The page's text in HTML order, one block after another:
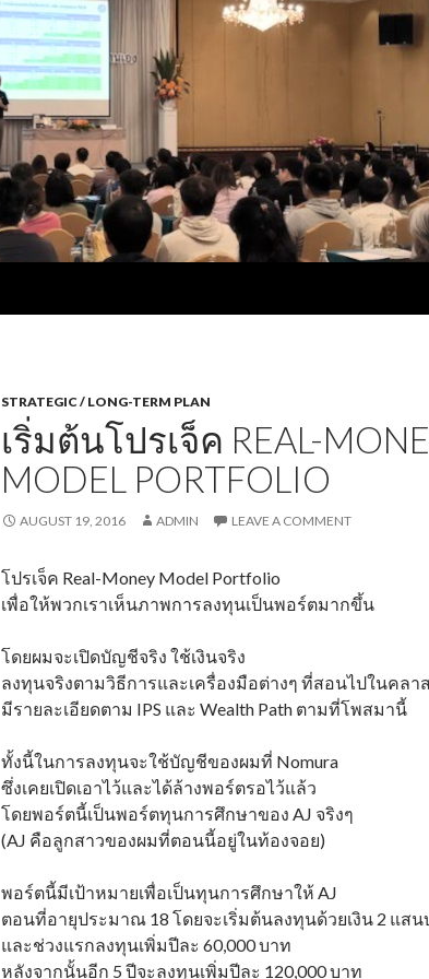
STRATEGIC / LONG-TERM PLAN
เริ่มต้นโปรเจ็ค REAL-
MODEL PORTFOLIO
AUGUST 19, 2016 ADMIN LEAVE A COMMENT
โปรเจ็ค Real-Money Model Portfolio
เพื่อให้พวกเราเห็นภาพการลงทุนเป็นพอร์ตมากขึ้น
โดยผมจะเปิดบัญชีจริง ใช้เงินจริง
ลงทุนจริงตามวิธีการและเครื่องมือต่างๆ ที่สอนไปในคลา
มีรายละเอียดตาม IPS และ Wealth Path ตามที่โพสมานี้
ทั้งนี้ในการลงทุนจะใช้บัญชีของผมที่ Nomura
ซึ่งเคยเปิดเอาไว้และได้ล้างพอร์ตรอไว้แล้ว
โดยพอร์ตนี้เป็นพอร์ตทุนการศึกษาของ AJ จริงๆ
(AJ คือลูกสาวของผมที่ตอนนี้อยู่ในท้องจอย)
พอร์ตนี้มีเป้าหมายเพื่อเป็นทุนการศึกษาให้ AJ
ตอนที่อายุประมาณ 18 โดยจะเริ่มต้นลงทุนด้วยเงิน 2 แสน
และช่วงแรกลงทุนเพิ่มปีละ 60,000 บาท
หลังจากนั้นอีก 5 ปีจะลงทุนเพิ่มปีละ 120,000 บาท